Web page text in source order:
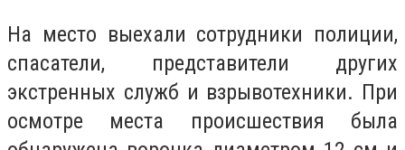
На место выехали сотрудники полиции,
спасатели, представители других
экстренных служб и взрывотехники. При
осмотре места происшествия была